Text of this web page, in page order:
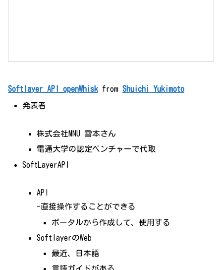
Softlayer_API_openWhisk from Shuichi Yukimoto
発表者
株式会社MNU 雪本さん
電通大学の認定ベンチャーで代取
SoftLayerAPI
API
-直接操作することができる
ポータルから作成して、使用する
SoftlayerのWeb
最近、日本語